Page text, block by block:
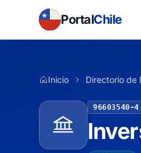
PortalChile
Inicio Directorio de
96603540-4